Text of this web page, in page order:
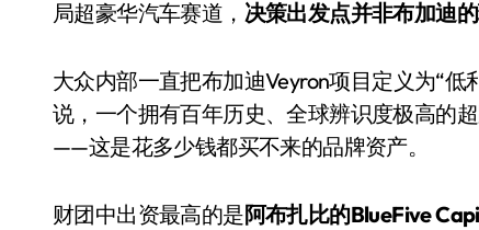
局超豪华汽车赛道， 决策出发点并非布加迪
大众内部一直把布加迪Veyron项目定义为“
说，一个拥有百年历史、全球辨识度极高的
——这是花多少钱都买不来的品牌资产。
财团中出资最高的是阿布扎比的BlueFive
从电视一哥到声学霸主，
开了回音壁的顶级牌桌
7 月 27, 2026